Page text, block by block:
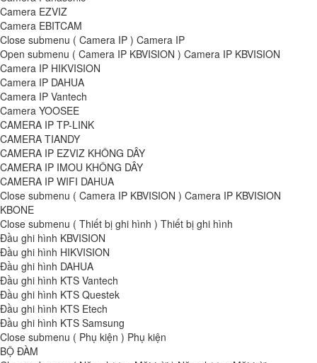
Camera EZVIZ
Camera EBITCAM
Close submenu ( Camera IP ) Camera IP
Open submenu ( Camera IP KBVISION ) Camera IP KBVISION
Camera IP HIKVISION
Camera IP DAHUA
Camera IP Vantech
Camera YOOSEE
CAMERA IP TP-LINK
CAMERA TIANDY
CAMERA IP EZVIZ KHÔNG DÂY
CAMERA IP IMOU KHÔNG DÂY
CAMERA IP WIFI DAHUA
Close submenu ( Camera IP KBVISION ) Camera IP KBVISION
KBONE
Close submenu ( Thiết bị ghi hình ) Thiết bị ghi hình
Đầu ghi hình KBVISION
Đầu ghi hình HIKVISION
Đầu ghi hình DAHUA
Đầu ghi hình KTS Vantech
Đầu ghi hình KTS Questek
Đầu ghi hình KTS Etech
Đầu ghi hình KTS Samsung
Close submenu ( Phụ kiện ) Phụ kiện
BỘ ĐÀM